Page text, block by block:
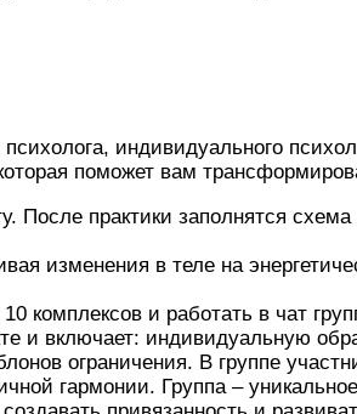
индивидуального
поможет вам
После практики заполнятся
изменения в теле на
комплексов и работать в чат
и включает: индивидуальную
ограничения. В группе
гармонии. Группа –